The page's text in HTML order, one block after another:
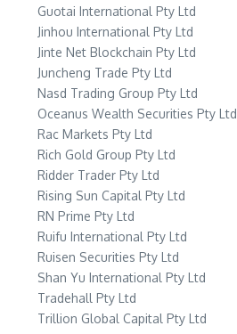
Guotai International Pty Ltd
Jinhou International Pty Ltd
Jinte Net Blockchain Pty Ltd
Juncheng Trade Pty Ltd
Nasd Trading Group Pty Ltd
Oceanus Wealth Securities Pty Ltd
Rac Markets Pty Ltd
Rich Gold Group Pty Ltd
Ridder Trader Pty Ltd
Rising Sun Capital Pty Ltd
RN Prime Pty Ltd
Ruifu International Pty Ltd
Ruisen Securities Pty Ltd
Shan Yu International Pty Ltd
Tradehall Pty Ltd
Trillion Global Capital Pty Ltd